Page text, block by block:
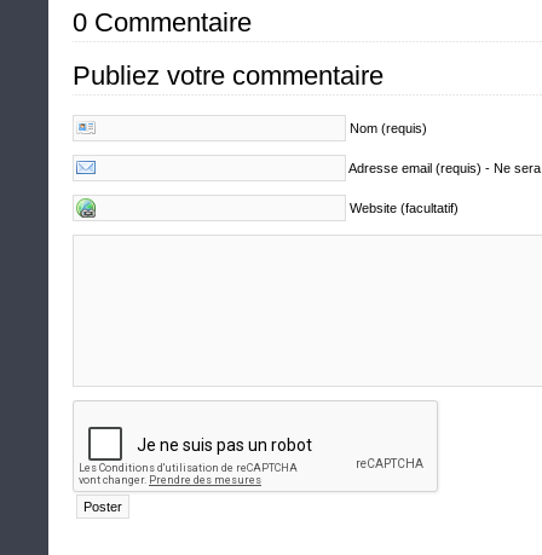
0 Commentaire
Publiez votre commentaire
Nom (requis)
Adresse email (requis) - Ne
Website (facultatif)